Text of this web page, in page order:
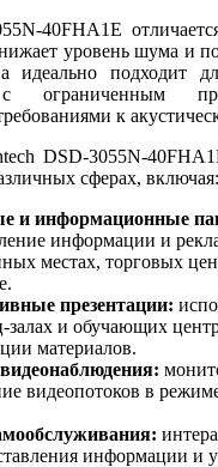
40FHA1E
уровень шума и
идеально подходит
ограниченным
к
DSD-3055N-
сферах, включая:
и информационные
информации и
местах, торговых
презентации:
залах и обучающих
материалов.
видеопотоков в
информации и